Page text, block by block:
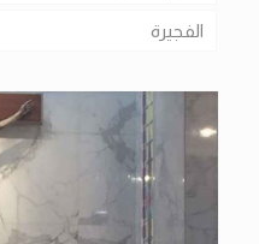
الفجيرة